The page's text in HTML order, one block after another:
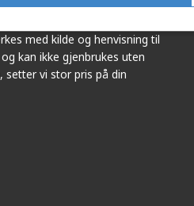
i samarbeid. Illustrasjoner,
med kilde og henvisning til
kan ikke gjenbrukes uten
setter vi stor pris på din